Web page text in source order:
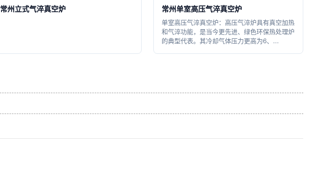
常州立式气淬真空炉 常州单室高压气淬真空炉
单室高压气淬真空炉：高压气淬炉具有真空加热
和气淬功能，是当今更先进、绿色环保热处理炉
的典型代表。其冷却气体压力更高为6、...